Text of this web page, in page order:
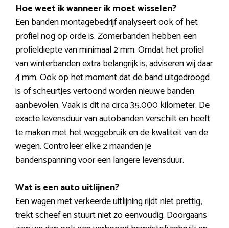
Hoe weet ik wanneer ik moet wisselen?
Een banden montagebedrijf analyseert ook of het
profiel nog op orde is. Zomerbanden hebben een
profieldiepte van minimaal 2 mm. Omdat het profiel
van winterbanden extra belangrijk is, adviseren wij daar
4 mm. Ook op het moment dat de band uitgedroogd
is of scheurtjes vertoond worden nieuwe banden
aanbevolen. Vaak is dit na circa 35.000 kilometer. De
exacte levensduur van autobanden verschilt en heeft
te maken met het weggebruik en de kwaliteit van de
wegen. Controleer elke 2 maanden je
bandenspanning voor een langere levensduur.
Wat is een auto uitlijnen?
Een wagen met verkeerde uitlijning rijdt niet prettig,
trekt scheef en stuurt niet zo eenvoudig. Doorgaans